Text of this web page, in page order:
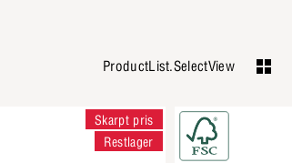
ProductList.SelectView
Skarpt pris
Restlager